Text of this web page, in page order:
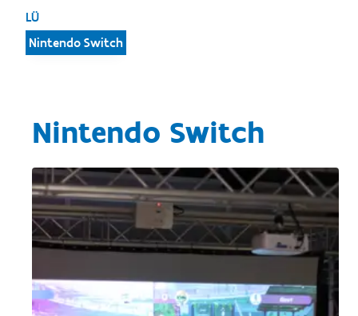
LÜ
Nintendo Switch
Nintendo Switch